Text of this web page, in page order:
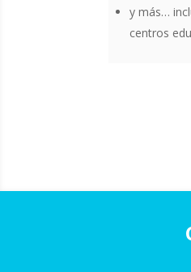
y más…
centros